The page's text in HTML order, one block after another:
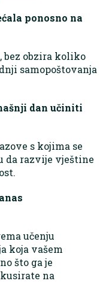
ponosno na
obzira koliko
samopoštovanja
dan učiniti
s kojima se
da razvije vještine
učenju
koja vašem
što ga je
na